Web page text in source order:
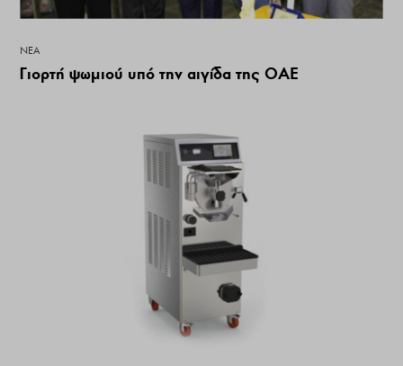
ΝΕΑ
Γιορτή ψωμιού υπό την αιγίδα της ΟΑΕ